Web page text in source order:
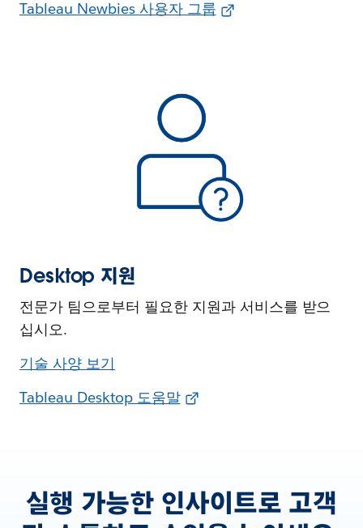
Tableau Newbies 사용자 그룹
Desktop 지원
전문가 팀으로부터 필요한 지원과 서비스를 받으
십시오.
기술 사양 보기
Tableau Desktop 도움말
실행 가능한 인사이트로 고객